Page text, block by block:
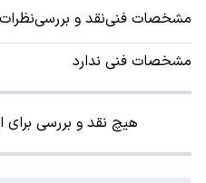
مشخصات فنینقد و بررسینظرات
مشخصات فنی ندارد
هیچ نقد و بررسی